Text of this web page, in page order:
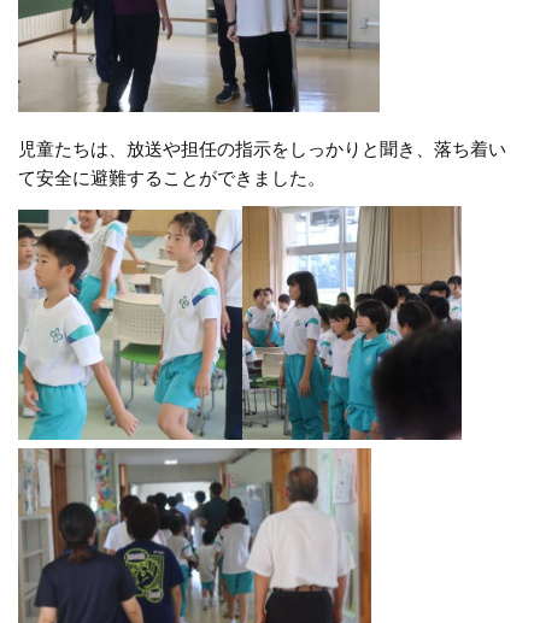
児童たちは、放送や担任の指示をしっかりと聞き、落ち着い
て安全に避難することができました。